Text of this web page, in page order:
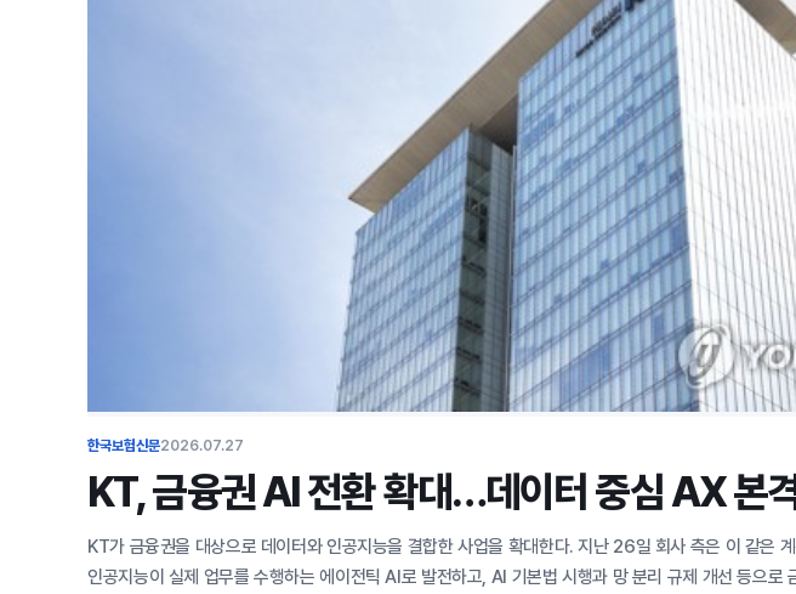
한국보험신문2026.07.27
KT, 금융권 AI 전환 확대…데이터 중심 AX 본
KT가 금융권을 대상으로 데이터와 인공지능을 결합한 사업을 확대한다. 지난 26일 회사 측은 이 같은
인공지능이 실제 업무를 수행하는 에이전틱 AI로 발전하고, AI 기본법 시행과 망 분리 규제 개선 등으로